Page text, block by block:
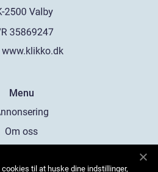
www.klikko.dk
Menu
Om oss
til at huske dine indstillinger,